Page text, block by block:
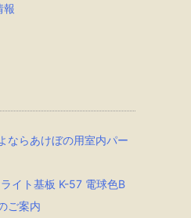
報
ならあけぼの用室内パー
イト基板 K-57 電球色B
ご案内